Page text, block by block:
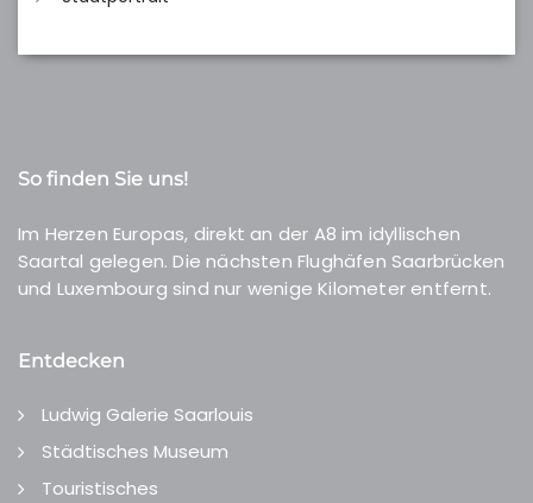
So finden Sie uns!
Im Herzen Europas, direkt an der A8 im idyllischen
Saartal gelegen. Die nächsten Flughäfen Saarbrücken
und Luxembourg sind nur wenige Kilometer entfernt.
Entdecken
Ludwig Galerie Saarlouis
Städtisches Museum
Touristisches